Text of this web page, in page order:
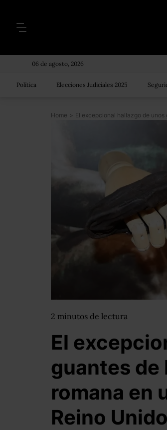
06 de agosto, 2026
Política Elecciones Judiciales 2025
Home >
2 minutos de lectura
El
guantes de
romana en
Reino Unido